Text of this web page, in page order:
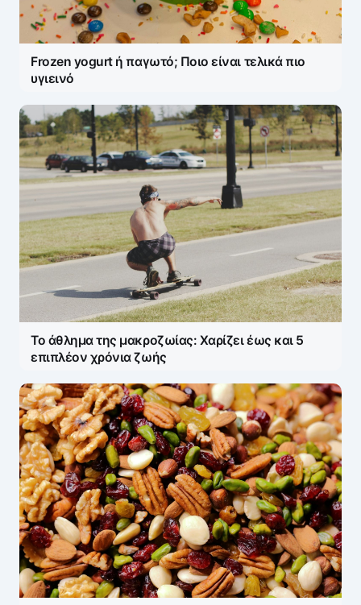
Frozen yogurt ή παγωτό; Ποιο είναι τελικά πιο
υγιεινό
Το άθλημα της μακροζωίας: Χαρίζει έως και 5
επιπλέον χρόνια ζωής